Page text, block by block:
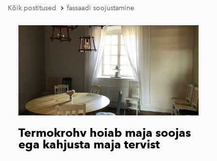
Kõik postitused fassaadi soojustamine
Termokrohv hoiab maja soojas
ega kahjusta maja tervist